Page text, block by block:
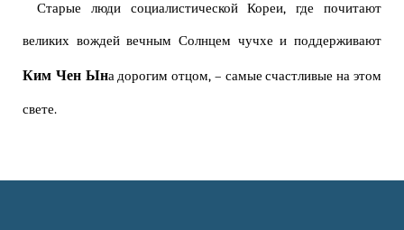
Старые люди социалистической Кореи, где почитают
великих вождей вечным Солнцем чучхе и поддерживают
Ким Чен Ына дорогим отцом, – самые счастливые на этом
свете.